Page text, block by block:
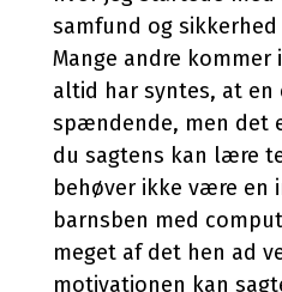
samfund og
Mange andre kommer
altid har syntes, at en
spændende, men det
du sagtens kan lære
behøver ikke være en
barnsben med
meget af det hen ad
motivationen kan